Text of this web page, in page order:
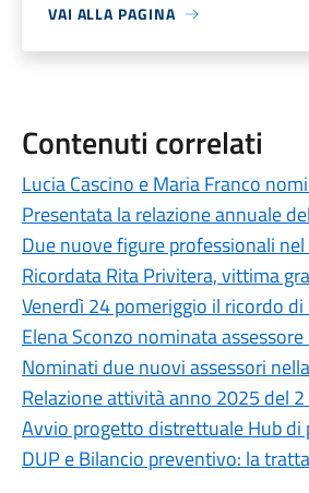
VAI ALLA PAGINA
Contenuti correlati
Lucia Cascino e Maria Franco
Presentata la relazione annuale
Due nuove figure professionali
Ricordata Rita Privitera, vittima
Venerdì 24 pomeriggio il ricordo
Elena Sconzo nominata
Nominati due nuovi assessori
Relazione attività anno 2025 del
Avvio progetto distrettuale Hub di
DUP e Bilancio preventivo: la